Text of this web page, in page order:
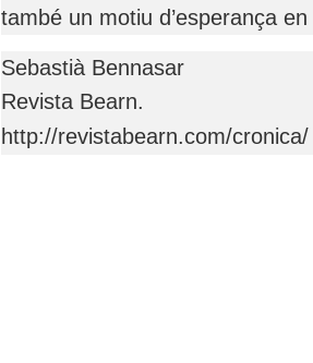
també un motiu d’esperança
Sebastià Bennasar
Revista Bearn.
http://revistabearn.com/